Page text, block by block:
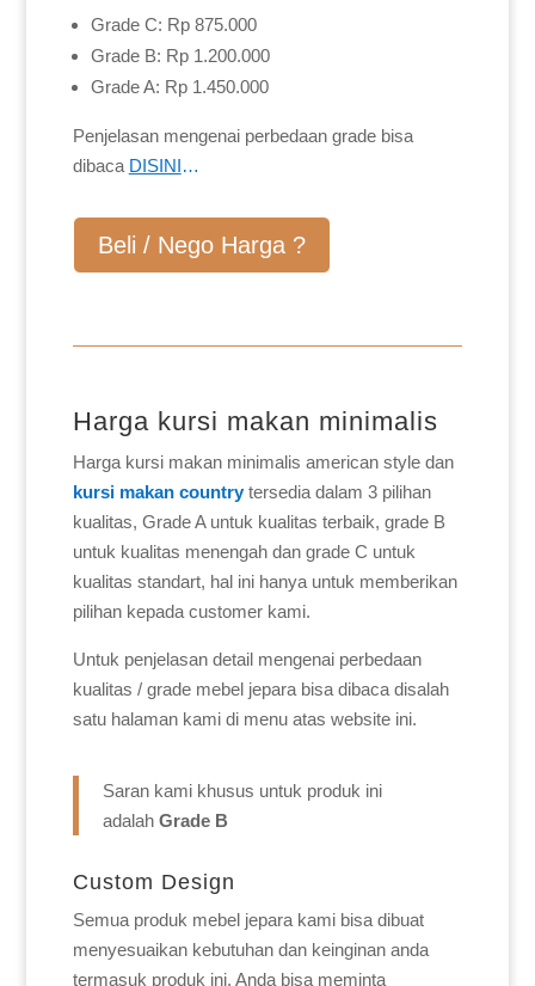
Grade C: Rp 875.000
Grade B: Rp 1.200.000
Grade A: Rp 1.450.000
Penjelasan mengenai perbedaan grade bisa
dibaca DISINI…
Beli / Nego Harga ?
Harga kursi makan minimalis
Harga kursi makan minimalis american style dan
kursi makan countrytersedia dalam 3 pilihan
kualitas, Grade A untuk kualitas terbaik, grade B
untuk kualitas menengah dan grade C untuk
kualitas standart, hal ini hanya untuk memberikan
pilihan kepada customer kami.
Untuk penjelasan detail mengenai perbedaan
kualitas / grade mebel jepara bisa dibaca disalah
satu halaman kami di menu atas website ini.
Saran kami khusus untuk produk ini
adalah Grade B
Custom Design
Semua produk mebel jepara kami bisa dibuat
menyesuaikan kebutuhan dan keinginan anda
termasuk produk ini. Anda bisa meminta